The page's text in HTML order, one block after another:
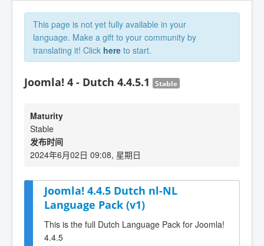
This page is not yet fully available in your
language. Make a gift to your community by
translating it! Click here to start.
Joomla! 4 - Dutch 4.4.5.1 Stable
Maturity
Stable
发布时间
2024年6月02日 09:08, 星期日
Joomla! 4.4.5 Dutch nl-NL
Language Pack (v1)
This is the full Dutch Language Pack for Joomla!
4.4.5